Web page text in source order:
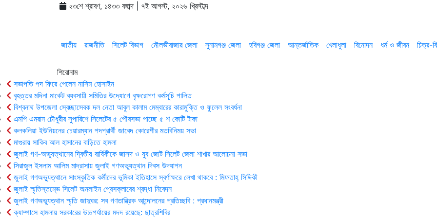
২৩শে শ্রাবণ, ১৪৩৩ বঙ্গাব্দ | ৭ই আগস্ট, ২০২৬ খ্রিস্টাব্দ
জাতীয় রাজনীতি সিলেট বিভাগ মৌলভীবাজার জেলা সুনামগঞ্জ জেলা হবিগঞ্জ জেলা আন্তর্জাতিক খেলাধুলা বিনোদন ধর্ম ও জীবন চিত্র-
শিরোনাম
সভাপতি পদ ফিরে পেলেন নাসিম হোসাইন
বৃহত্তর মদিনা মার্কেট ব্যবসায়ী সমিতির উদ্যোগে বৃক্ষরোপণ কর্মসূচি পালিত
বিশ্বনাথ উপজেলা স্বেচ্ছাসেবক দল নেতা আবুল কালাম মেম্বারের কারামুক্তি ও ফুলেল সংবর্ধনা
এমপি এমরান চৌধুরীর সুপারিশে সিলেটের ৫ পৌরসভা পাচ্ছে ৫ শ কোটি টাকা
কলকলিয়া ইউনিয়নের চেয়ারম্যান পদপ্রার্থী জাবেদ কোরেশীর মতবিনিময় সভা
মাগুরায় সাকিব আল হাসানের বাড়িতে হামলা
জুলাই গণ-অভ্যুত্থানের দ্বিতীয় বার্ষিকীকে জাসদ ও যুব জোট সিলেট জেলা শাখার আলোচনা সভা
সিরাজুল ইসলাম আলিম মাদ্রাসায় জুলাই গণঅভ্যুত্থান দিবস উদযাপন
জুলাই গণঅভ্যুত্থানে সাংস্কৃতিক কর্মীদের ভূমিকা ইতিহাসে স্বর্ণাক্ষরে লেখা থাকবে : মিফতাহ্ সিদ্দিকী
জুলাই স্মৃতিস্তম্ভে সিলেট অনলাইন প্রেসক্লাবের শ্রদ্ধা নিবেদন
জুলাই গণঅভ্যুত্থান স্মৃতি জাদুঘর: সব গণতান্ত্রিক আন্দোলনের প্রতিচ্ছবি : প্রধানমন্ত্রী
ক্যাম্পাসে হামলায় সরকারের উচ্চপর্যায়ের মদদ রয়েছে: ছাত্রশিবির